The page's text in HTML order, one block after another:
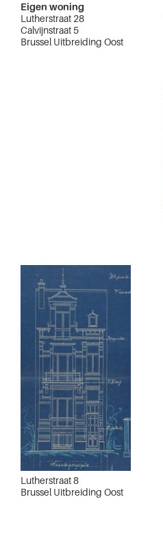
Eigen woning
Lutherstraat 28
Calvijnstraat 5
Brussel Uitbreiding Oost
Lutherstraat 8
Brussel Uitbreiding Oost